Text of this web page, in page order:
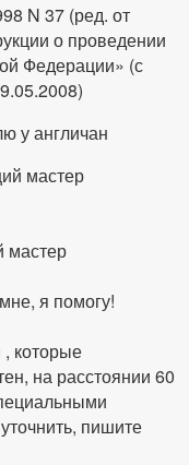
N 37 (ред. от
о проведении
Федерации» (с
мастер
я помогу!
, которые
на расстоянии 60
пишите